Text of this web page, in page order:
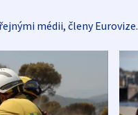
médii, členy Eurovize.